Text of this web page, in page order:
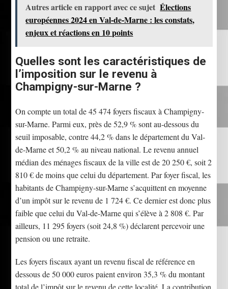
Autres article en rapport avec ce sujet Élections
européennes 2024 en Val-de-Marne : les constats,
enjeux et réactions en 10 points
Quelles sont les caractéristiques de
l’imposition sur le revenu à
Champigny-sur-Marne ?
On compte un total de 45 474 foyers fiscaux à Champigny-
sur-Marne. Parmi eux, près de 52,9 % sont au-dessous du
seuil imposable, contre 44,2 % dans le département du Val-
de-Marne et 50,2 % au niveau national. Le revenu annuel
médian des ménages fiscaux de la ville est de 20 250 €, soit 2
810 € de moins que celui du département. Par foyer fiscal, les
habitants de Champigny-sur-Marne s’acquittent en moyenne
d’un impôt sur le revenu de 1 724 €. Ce dernier est donc plus
faible que celui du Val-de-Marne qui s’élève à 2 808 €. Par
ailleurs, 11 295 foyers (soit 24,8 %) déclarent percevoir une
pension ou une retraite.
Les foyers fiscaux ayant un revenu fiscal de référence en
dessous de 50 000 euros paient environ 35,3 % du montant
total de l’impôt sur le revenu de cette localité. La contribution